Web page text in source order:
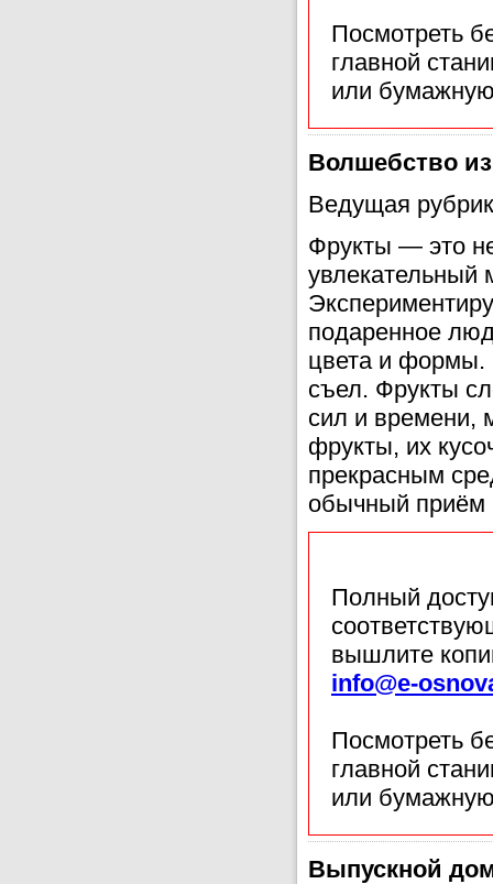
Посмотреть
главной
или
Волшебство
Ведущая
Фрукты — это
увлекательный
подаренное
цвета и формы.
съел. Фрукты
сил и времени,
фрукты, их
прекрасным
обычный
Полный
вышлите
info@e-
Посмотреть
главной
или
Выпускной